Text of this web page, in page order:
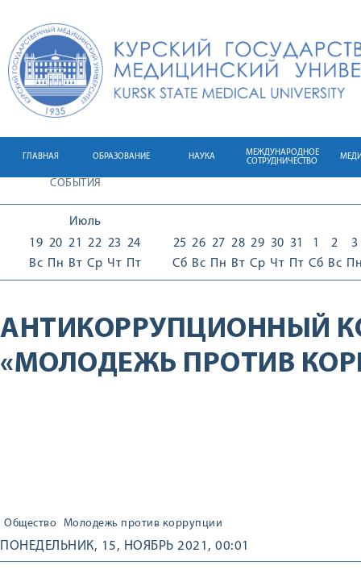
ГЛАВНАЯ ОБРАЗОВАНИЕ НАУКА
МЕЖДУНАРОДНОЕ
СОТРУДНИЧЕСТВО
СОБЫТИЯ
Июль
19
Вс
20
Пн
21
Вт
22
Ср
23
Чт
24
Пт
25
Сб
26
Вс
27
Пн
28
Вт
29
Ср
30
Чт
31
Пт
1
Сб
2
Вс
3
АНТИКОРРУПЦИОННЫЙ
«МОЛОДЕЖЬ ПРОТИВ
Общество Молодежь против коррупции
ПОНЕДЕЛЬНИК, 15, НОЯБРЬ 2021, 00:01